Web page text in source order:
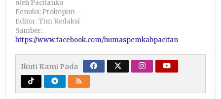
oleh Pacitanku
Penulis: Prokopim
Editor: Tim Redaksi
Sumber:
https://www.facebook.com/humaspemkabpacitan
Ikuti Kami Pada